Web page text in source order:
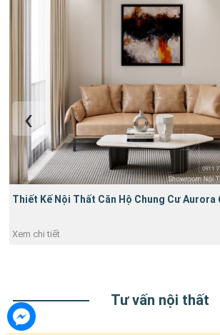
Thiết Kế Nội Thất Căn Hộ Chung Cư Aurora
Xem chi tiết
Tư vấn nội thất